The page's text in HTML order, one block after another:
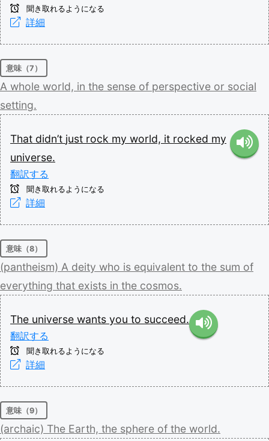
聞き取れるようになる
詳細
意味（7）
A whole world, in the sense of perspective or social
setting.
That didn’t just rock my world, it rocked my
universe.
翻訳する
聞き取れるようになる
詳細
意味（8）
(pantheism) A deity who is equivalent to the sum of
everything that exists in the cosmos.
The universe wants you to succeed.
翻訳する
聞き取れるようになる
詳細
意味（9）
(archaic) The Earth, the sphere of the world.